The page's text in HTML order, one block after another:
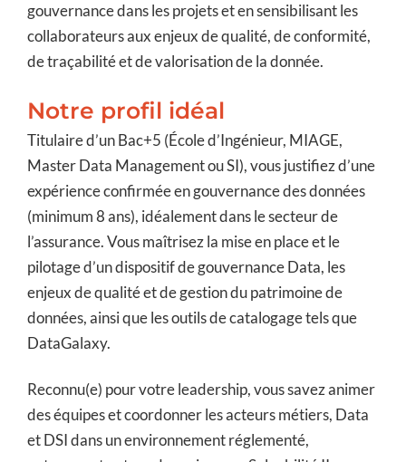
gouvernance dans les projets et en sensibilisant les
collaborateurs aux enjeux de qualité, de conformité,
de traçabilité et de valorisation de la donnée.
Notre profil idéal
Titulaire d’un Bac+5 (École d’Ingénieur, MIAGE,
Master Data Management ou SI), vous justifiez d’une
expérience confirmée en gouvernance des données
(minimum 8 ans), idéalement dans le secteur de
l’assurance. Vous maîtrisez la mise en place et le
pilotage d’un dispositif de gouvernance Data, les
enjeux de qualité et de gestion du patrimoine de
données, ainsi que les outils de catalogage tels que
DataGalaxy.
Reconnu(e) pour votre leadership, vous savez animer
des équipes et coordonner les acteurs métiers, Data
et DSI dans un environnement réglementé,